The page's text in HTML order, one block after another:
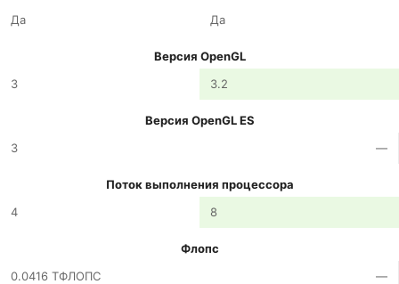
Да
Да
Версия OpenGL
3
3.2
Версия OpenGL ES
3
—
Поток выполнения процессора
4
8
Флопс
0.0416 ТФЛОПС
—